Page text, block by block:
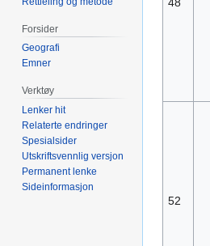
48
52
Forsider
Geografi
Emner
Verktøy
Lenker hit
Relaterte endringer
Spesialsider
Utskriftsvennlig versjon
Permanent lenke
Sideinformasjon